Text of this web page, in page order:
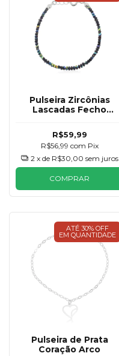
Pulseira Zircônias
Lascadas Fecho
R$59,99
R$56,99 com Pix
2 x de R$30,00 sem juros
COMPRAR
ATÉ 30% OFF
EM QUANTIDADE
Pulseira de Prata
Coração Arco